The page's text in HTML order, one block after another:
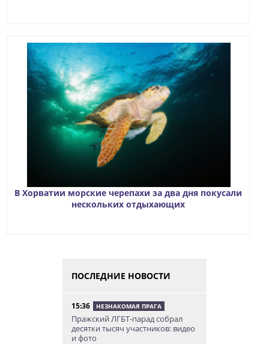
В Хорватии морские черепахи за два дня покусали
нескольких отдыхающих
ПОСЛЕДНИЕ НОВОСТИ
15:36 НЕЗНАКОМАЯ ПРАГА
Пражский ЛГБТ-парад собрал
десятки тысяч участников: видео
и фото